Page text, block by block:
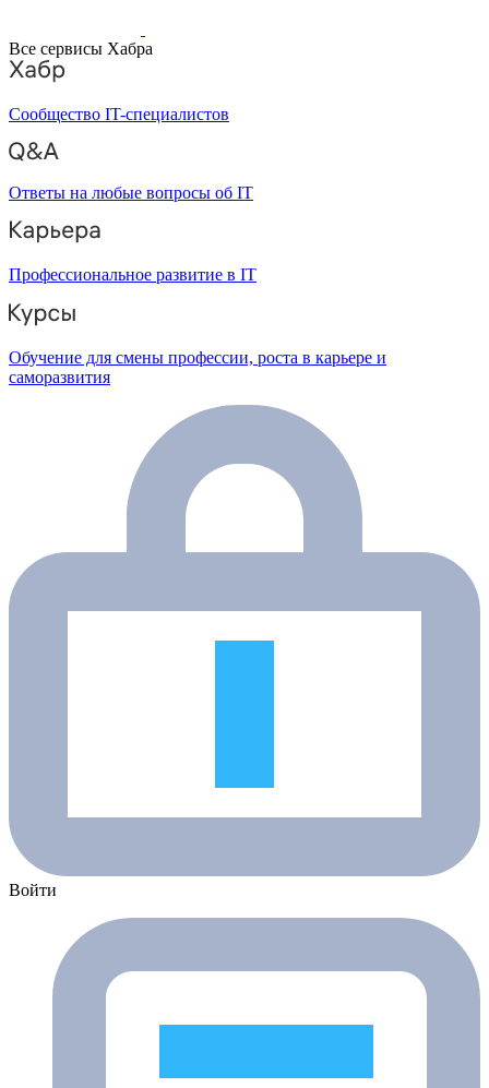
Все сервисы Хабра
Сообщество IT-специалистов
Ответы на любые вопросы об IT
Профессиональное развитие в IT
Обучение для смены профессии, роста в карьере и
саморазвития
Войти